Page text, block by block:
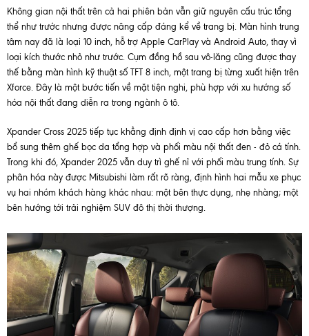
Không gian nội thất trên cả hai phiên bản vẫn giữ nguyên cấu trúc tổng
thể như trước nhưng được nâng cấp đáng kể về trang bị. Màn hình trung
tâm nay đã là loại 10 inch, hỗ trợ Apple CarPlay và Android Auto, thay vì
loại kích thước nhỏ như trước. Cụm đồng hồ sau vô-lăng cũng được thay
thế bằng màn hình kỹ thuật số TFT 8 inch, một trang bị từng xuất hiện trên
Xforce. Đây là một bước tiến về mặt tiện nghi, phù hợp với xu hướng số
hóa nội thất đang diễn ra trong ngành ô tô.
Xpander Cross 2025 tiếp tục khẳng định định vị cao cấp hơn bằng việc
bổ sung thêm ghế bọc da tổng hợp và phối màu nội thất đen - đỏ cá tính.
Trong khi đó, Xpander 2025 vẫn duy trì ghế nỉ với phối màu trung tính. Sự
phân hóa này được Mitsubishi làm rất rõ ràng, định hình hai mẫu xe phục
vụ hai nhóm khách hàng khác nhau: một bên thực dụng, nhẹ nhàng; một
bên hướng tới trải nghiệm SUV đô thị thời thượng.